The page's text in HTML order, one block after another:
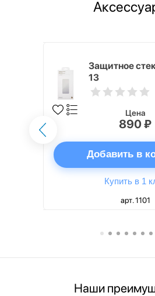
Защитное
13
Цена
890 ₽
Добавить в
Купить в 1
арт. 1101
Наши